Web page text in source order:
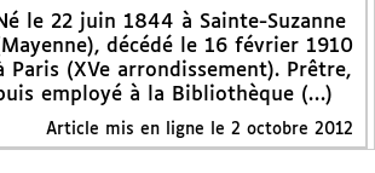
le 22 juin 1844 à Sainte-Suzanne
décédé le 16 février 1910
Paris (XVe arrondissement). Prêtre,
employé à la Bibliothèque (…)
Article mis en ligne le 2 octobre 2012